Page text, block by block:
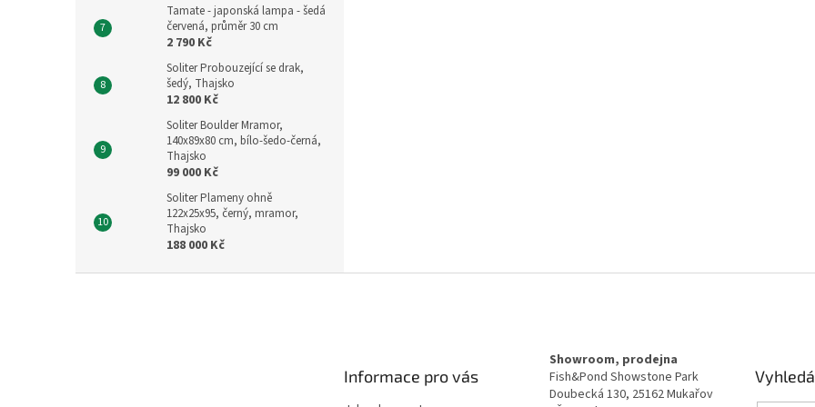
Tamate - japonská lampa - šedá
červená, průměr 30 cm
2 790 Kč
Soliter Probouzející se drak,
šedý, Thajsko
12 800 Kč
Soliter Boulder Mramor,
140x89x80 cm, bílo-šedo-černá,
Thajsko
99 000 Kč
Soliter Plameny ohně
122x25x95, černý, mramor,
Thajsko
188 000 Kč
Informace pro vás
Showroom, prodejna
Fish&Pond Showstone Park
Doubecká 130, 25162 Mukařov